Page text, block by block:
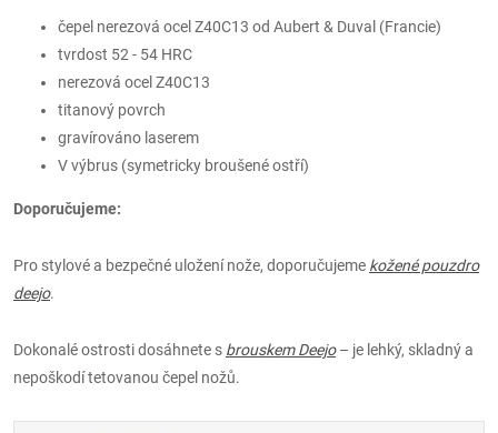
čepel nerezová ocel Z40C13 od Aubert & Duval (Francie)
tvrdost 52 - 54 HRC
nerezová ocel Z40C13
titanový povrch
gravírováno laserem
V výbrus (symetricky broušené ostří)
Doporučujeme:
Pro stylové a bezpečné uložení nože, doporučujeme kožené pouzdro
deejo.
Dokonalé ostrosti dosáhnete s brouskem Deejo– je lehký, skladný a
nepoškodí tetovanou čepel nožů.